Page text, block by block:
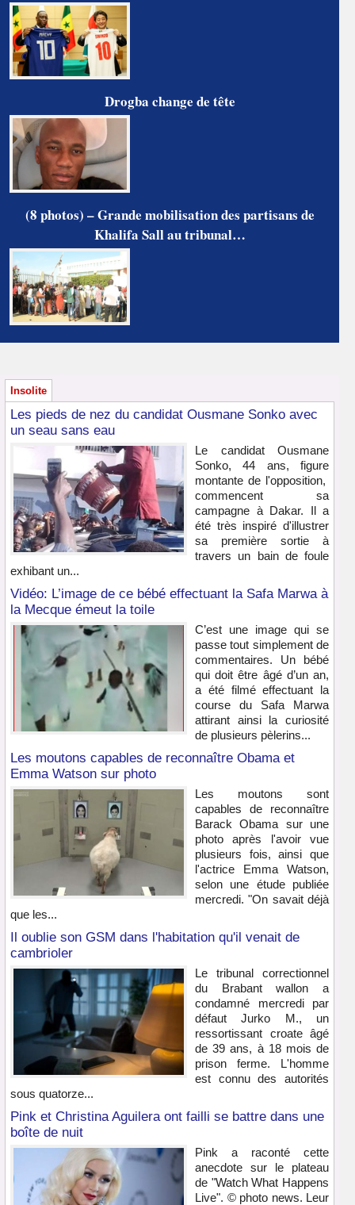
Drogba change de tête
(8 photos) – Grande mobilisation des partisans de
Khalifa Sall au tribunal…
Insolite
Les pieds de nez du candidat Ousmane Sonko avec
un seau sans eau
Le candidat Ousmane
Sonko, 44 ans, figure
montante de l'opposition,
commencent sa
campagne à Dakar. Il a
été très inspiré d'illustrer
sa première sortie à
travers un bain de foule
exhibant un...
Vidéo: L’image de ce bébé effectuant la Safa Marwa à
la Mecque émeut la toile
C’est une image qui se
passe tout simplement de
commentaires. Un bébé
qui doit être âgé d’un an,
a été filmé effectuant la
course du Safa Marwa
attirant ainsi la curiosité
de plusieurs pèlerins...
Les moutons capables de reconnaître Obama et
Emma Watson sur photo
Les moutons sont
capables de reconnaître
Barack Obama sur une
photo après l'avoir vue
plusieurs fois, ainsi que
l'actrice Emma Watson,
selon une étude publiée
mercredi. "On savait déjà
que les...
Il oublie son GSM dans l'habitation qu'il venait de
cambrioler
Le tribunal correctionnel
du Brabant wallon a
condamné mercredi par
défaut Jurko M., un
ressortissant croate âgé
de 39 ans, à 18 mois de
prison ferme. L'homme
est connu des autorités
sous quatorze...
Pink et Christina Aguilera ont failli se battre dans une
boîte de nuit
Pink a raconté cette
anecdote sur le plateau
de "Watch What Happens
Live". © photo news. Leur